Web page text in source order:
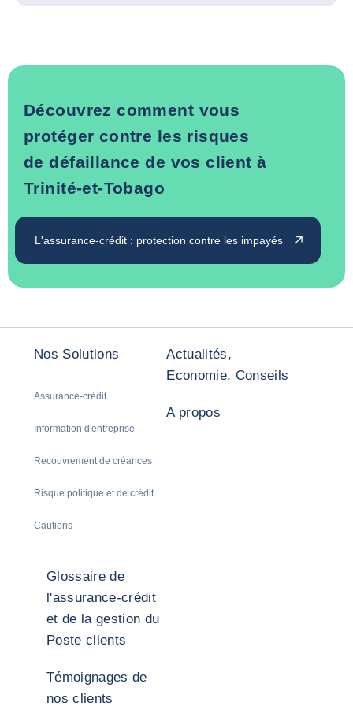
Découvrez comment vous
protéger contre les risques
de défaillance de vos client à
Trinité-et-Tobago
L'assurance-crédit : protection contre les impayés
Nos Solutions
Assurance-crédit
Information d'entreprise
Recouvrement de créances
Risque politique et de crédit
Cautions
Actualités,
Economie, Conseils
A propos
Glossaire de
l'assurance-crédit
et de la gestion du
Poste clients
Témoignages de
nos clients